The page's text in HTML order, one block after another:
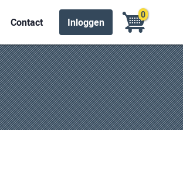
Contact Inloggen
0